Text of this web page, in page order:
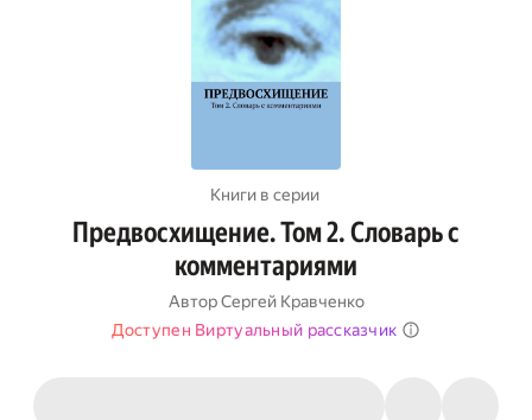
Книги в серии
Предвосхищение. Том 2. Словарь с
комментариями
Автор Сергей Кравченко
Доступен Виртуальный рассказчик